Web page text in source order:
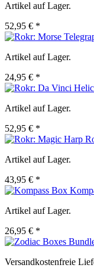
Artikel auf Lager.
52,95 € *
Artikel auf Lager.
24,95 € *
Artikel auf Lager.
52,95 € *
Artikel auf Lager.
43,95 € *
Artikel auf Lager.
26,95 € *
Versandkostenfreie